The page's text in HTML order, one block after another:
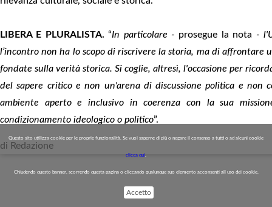
Questo sito utilizza cookie per le proprie funzionalità. Se vuoi saperne di più o negare il consenso a tutti o ad alcuni cookie
clicca qui.
Chiudendo questo banner, scorrendo questa pagina o cliccando qualunque suo elemento acconsenti all uso dei cookie.
Accetto
LIBERA E PLURALISTA. “In particolare - prosegue la nota -
l’incontro non ha lo scopo di riscrivere la storia, ma di
fondate sulla verità storica. Si coglie, altresì, l'occasione per
del sapere critico e non un'arena di discussione politica e non
ambiente aperto e inclusivo in coerenza con la sua
condizionamento ideologico o politico”.
di Redazione